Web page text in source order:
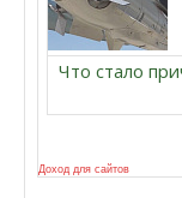
Что стало
Доход для сайтов